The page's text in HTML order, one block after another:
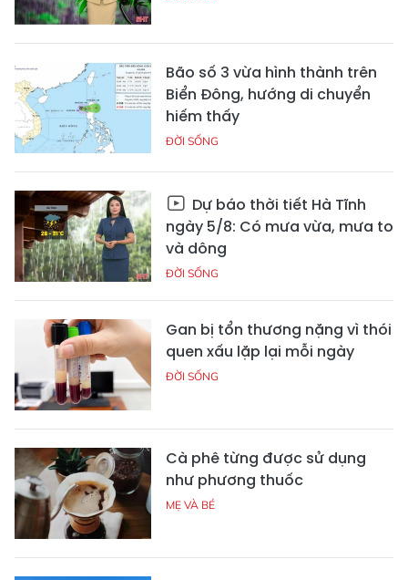
Bão số 3 vừa hình thành trên
Biển Đông, hướng di chuyển
hiếm thấy
ĐỜI SỐNG
Dự báo thời tiết Hà Tĩnh
ngày 5/8: Có mưa vừa, mưa to
và dông
ĐỜI SỐNG
Gan bị tổn thương nặng vì thói
quen xấu lặp lại mỗi ngày
ĐỜI SỐNG
Cà phê từng được sử dụng
như phương thuốc
MẸ VÀ BÉ